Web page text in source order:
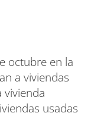
octubre en la
a viviendas
vivienda
usadas